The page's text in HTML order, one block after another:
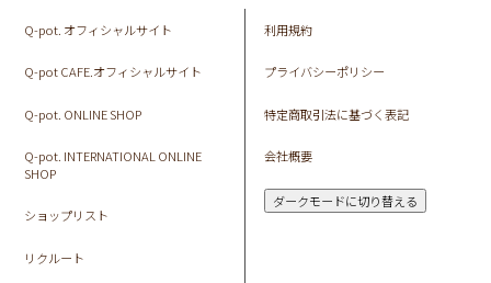
Q-pot. オフィシャルサイト
Q-pot CAFE.オフィシャルサイト
Q-pot. ONLINE SHOP
Q-pot. INTERNATIONAL ONLINE
SHOP
ショップリスト
リクルート
利用規約
プライバシーポリシー
特定商取引法に基づく表記
会社概要
ダークモードに切り替える